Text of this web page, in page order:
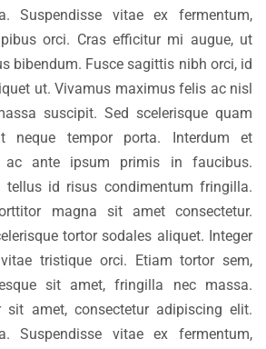
Suspendisse vitae ex fermentum,
orci. Cras efficitur mi augue, ut
bibendum. Fusce sagittis nibh orci, id
ut. Vivamus maximus felis ac nisl
suscipit. Sed scelerisque quam
neque tempor porta. Interdum et
ac ante ipsum primis in faucibus.
tellus id risus condimentum fringilla.
magna sit amet consectetur.
tortor sodales aliquet. Integer
tristique orci. Etiam tortor sem,
sit amet, fringilla nec massa.
sit amet, consectetur adipiscing elit.
Suspendisse vitae ex fermentum,